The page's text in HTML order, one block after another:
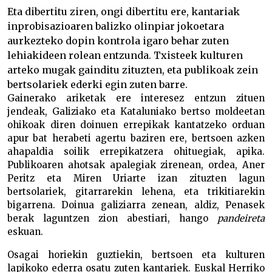
Eta dibertitu ziren, ongi dibertitu ere, kantariak
inprobisazioaren balizko olinpiar jokoetara
aurkezteko dopin kontrola igaro behar zuten
lehiakideen rolean entzunda. Txisteek kulturen
arteko mugak gainditu zituzten, eta publikoak zein
bertsolariek ederki egin zuten barre.
Gainerako ariketak ere interesez entzun zituen
jendeak, Galiziako eta Kataluniako bertso moldeetan
ohikoak diren doinuen errepikak kantatzeko orduan
apur bat herabeti agertu baziren ere, bertsoen azken
ahapaldia soilik errepikatzera ohituegiak, apika.
Publikoaren ahotsak apalegiak zirenean, ordea, Aner
Peritz eta Miren Uriarte izan zituzten lagun
bertsolariek, gitarrarekin lehena, eta trikitiarekin
bigarrena. Doinua galiziarra zenean, aldiz, Penasek
berak laguntzen zion abestiari, hango pandeireta
eskuan.
Osagai horiekin guztiekin, bertsoen eta kulturen
lapikoko ederra osatu zuten kantariek. Euskal Herriko